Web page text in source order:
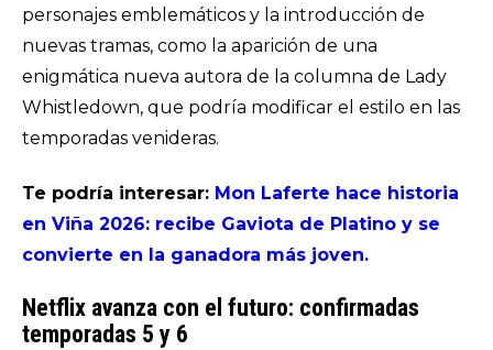
personajes emblemáticos y la introducción de
nuevas tramas, como la aparición de una
enigmática nueva autora de la columna de Lady
Whistledown, que podría modificar el estilo en las
temporadas venideras.
Te podría interesar: Mon Laferte hace historia
en Viña 2026: recibe Gaviota de Platino y se
convierte en la ganadora más joven.
Netflix avanza con el futuro: confirmadas
temporadas 5 y 6